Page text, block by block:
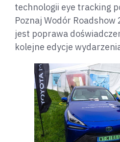
technologii eye tracking
Poznaj Wodór
jest poprawa
kolejne edycje